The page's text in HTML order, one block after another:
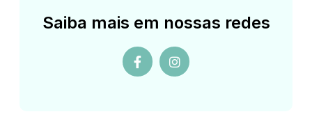
Saiba mais em nossas redes